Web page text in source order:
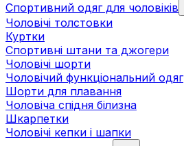
Спортивний одяг для чоловіків
Чоловічі толстовки
Куртки
Спортивні штани та джогери
Чоловічі шорти
Чоловічий функціональний одяг
Шорти для плавання
Чоловіча спідня білизна
Шкарпетки
Чоловічі кепки і шапки